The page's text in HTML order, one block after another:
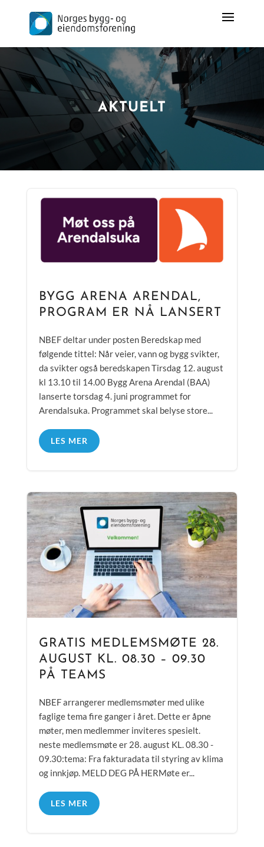
AKTUELT
BYGG ARENA ARENDAL,
PROGRAM ER NÅ LANSERT
NBEF deltar under posten Beredskap med
følgende tittel: Når veier, vann og bygg svikter,
da svikter også beredskapen Tirsdag 12. august
kl 13.10 til 14.00 Bygg Arena Arendal (BAA)
lanserte torsdag 4. juni programmet for
Arendalsuka. Programmet skal belyse store...
LES MER
GRATIS MEDLEMSMØTE 28.
AUGUST KL. 08.30 – 09.30
PÅ TEAMS
NBEF arrangerer medlemsmøter med ulike
faglige tema fire ganger i året. Dette er åpne
møter, men medlemmer inviteres spesielt.
neste medlemsmøte er 28. august KL. 08.30 -
09.30:tema: Fra fakturadata til styring av klima
og innkjøp. MELD DEG PÅ HERMøte er...
LES MER